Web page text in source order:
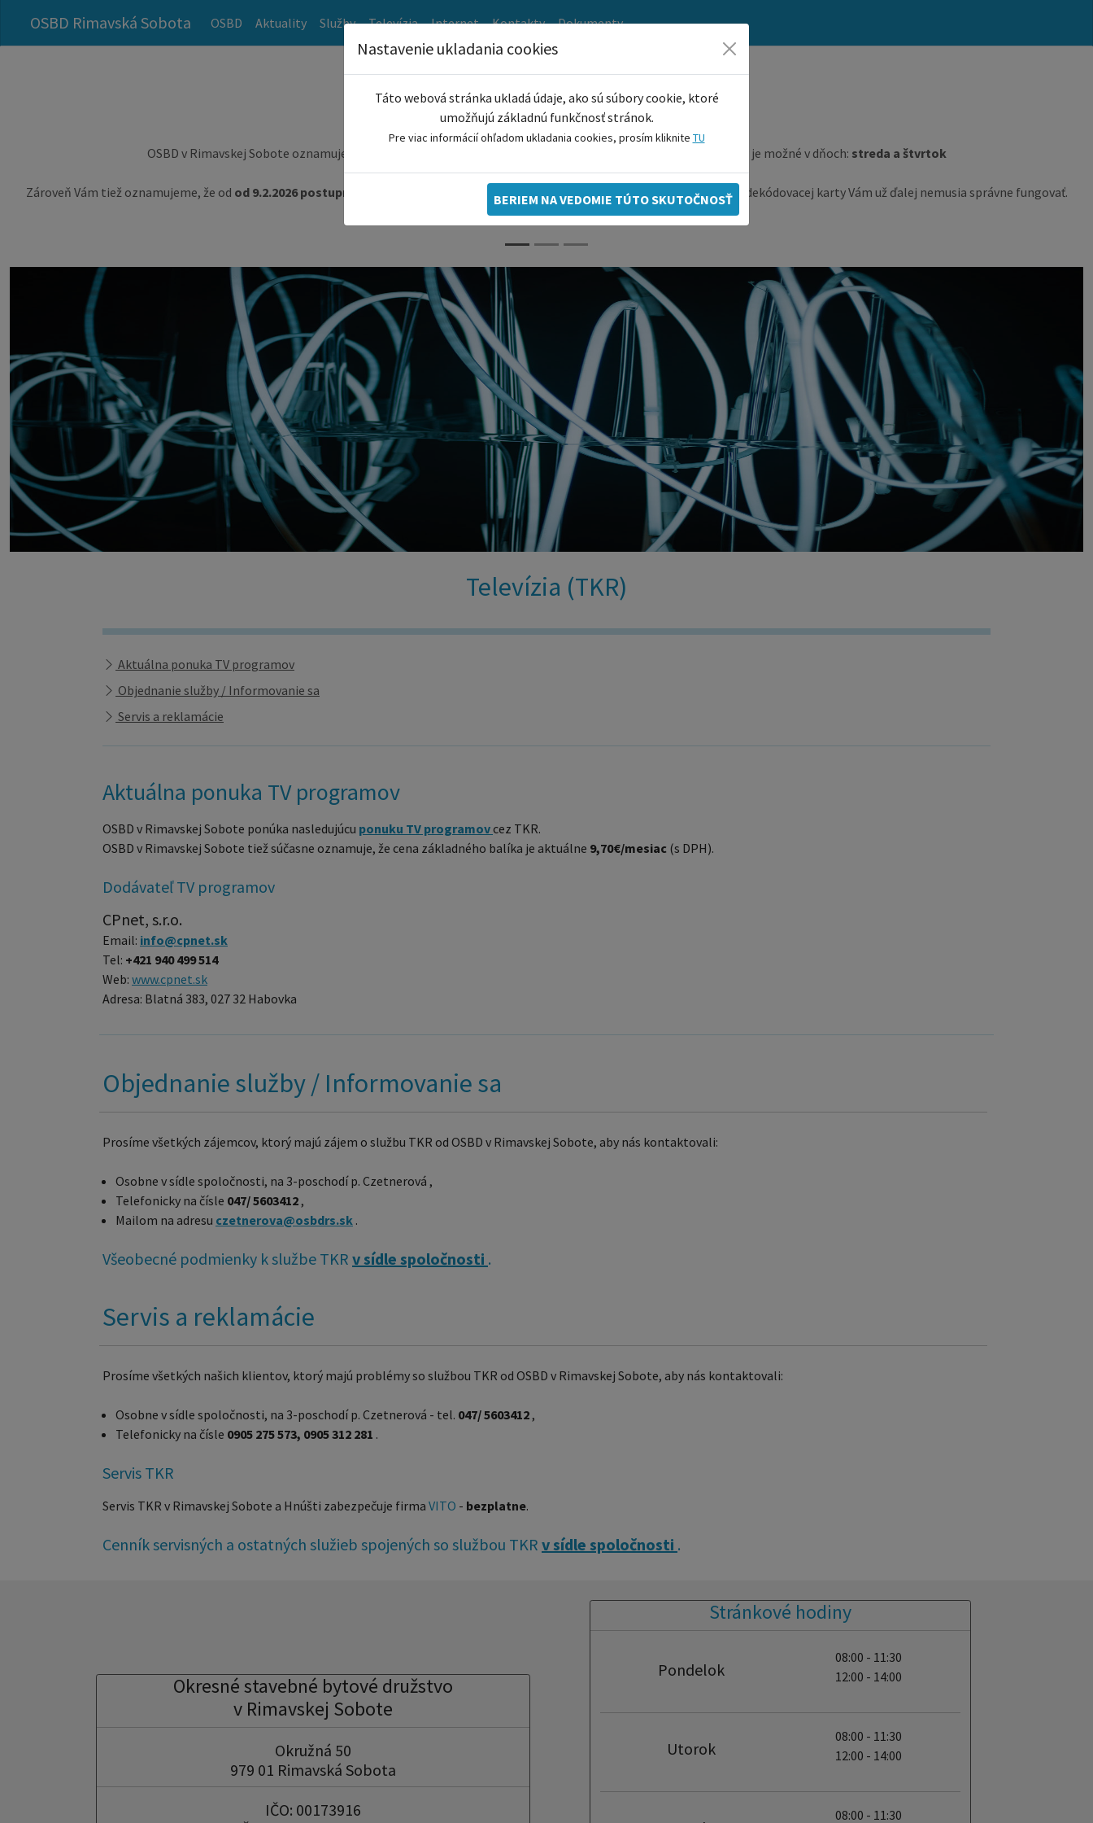
OSBD Rimavská Sobota OSBD Aktuality Služby Televízia Internet Kontakty Dokumenty
Dôležité oznamy
fungovať.
Zmena platobných údajov
OSBD Rimavská Sobota oznamuje všetkým svojim klientom,
že platby podľa nového zálohového predpisu je potrebné uhradiť nanový bankový účet
novým variabilným symbolom , ktorý máte uvedený na každom zálohovom predpise.
Prosíme vás, aby ste používali nový bankový účet a nový variabilný symbol pri všetkých vašich platbách.
Nastavenie ukladania cookies
Táto webová stránka ukladá údaje, ako sú súbory cookie, ktoré
umožňujú základnú funkčnosť stránok.
Pre viac informácií ohľadom ukladania cookies, prosím kliknite TU
BERIEM NA VEDOMIE TÚTO SKUTOČNOSŤ
Televízia (TKR)
Aktuálna ponuka TV programov
Objednanie služby / Informovanie sa
Servis a reklamácie
Aktuálna ponuka TV programov
OSBD v Rimavskej Sobote ponúka nasledujúcu ponuku TV programovcez TKR.
OSBD v Rimavskej Sobote tiež súčasne oznamuje, že cena základného balíka je aktuálne 9,70€/mesiac (s DPH).
Dodávateľ TV programov
CPnet, s.r.o.
Email: info@cpnet.sk
Tel: +421 940 499 514
Web: www.cpnet.sk
Adresa: Blatná 383, 027 32 Habovka
Objednanie služby / Informovanie sa
Prosíme všetkých zájemcov, ktorý majú zájem o službu TKR od OSBD v Rimavskej Sobote, aby nás kontaktovali:
Osobne v sídle spoločnosti, na 3-poschodí p. Czetnerová ,
Telefonicky na čísle 047/ 5603412,
Mailom na adresu czetnerova@osbdrs.sk .
Všeobecné podmienky k službe TKR v sídle spoločnosti .
Servis a reklamácie
Prosíme všetkých našich klientov, ktorý majú problémy so službou TKR od OSBD v Rimavskej Sobote, aby nás kontaktovali:
Osobne v sídle spoločnosti, na 3-poschodí p. Czetnerová - tel. 047/ 5603412,
Telefonicky na čísle 0905 275 573, 0905 312 281 .
Servis TKR
Servis TKR v Rimavskej Sobote a Hnúšti zabezpečuje firma VITO - bezplatne.
Cenník servisných a ostatných služieb spojených so službou TKR v sídle spoločnosti .
Okresné stavebné bytové družstvo
v Rimavskej Sobote
Okružná 50
979 01 Rimavská Sobota
IČO: 00173916
Stránkové hodiny
Pondelok
08:00 - 11:30
12:00 - 14:00
Utorok
08:00 - 11:30
12:00 - 14:00
08:00 - 11:30